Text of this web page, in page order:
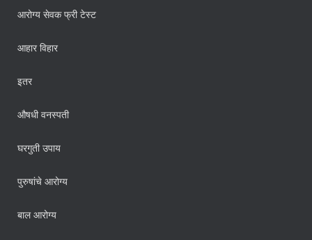
आरोग्य सेवक फ्री टेस्ट
आहार विहार
इतर
औषधी वनस्पती
घरगुती उपाय
पुरुषांचे आरोग्य
बाल आरोग्य